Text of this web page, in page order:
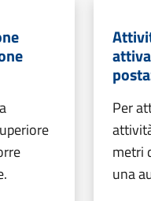
Per
metri
una